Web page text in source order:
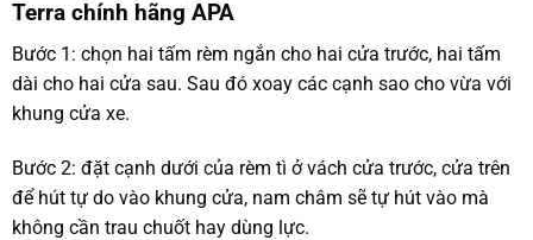
Terra chính hãng APA
Bước 1: chọn hai tấm rèm ngắn cho hai cửa trước, hai tấm
dài cho hai cửa sau. Sau đó xoay các cạnh sao cho vừa với
khung cửa xe.
Bước 2: đặt cạnh dưới của rèm tì ở vách cửa trước, cửa trên
để hút tự do vào khung cửa, nam châm sẽ tự hút vào mà
không cần trau chuốt hay dùng lực.